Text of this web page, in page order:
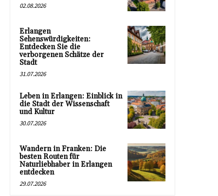
02.08.2026
Erlangen
Sehenswürdigkeiten:
Entdecken Sie die
verborgenen Schätze der
Stadt
31.07.2026
Leben in Erlangen: Einblick in
die Stadt der Wissenschaft
und Kultur
30.07.2026
Wandern in Franken: Die
besten Routen für
Naturliebhaber in Erlangen
entdecken
29.07.2026